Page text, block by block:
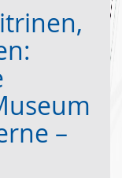
–